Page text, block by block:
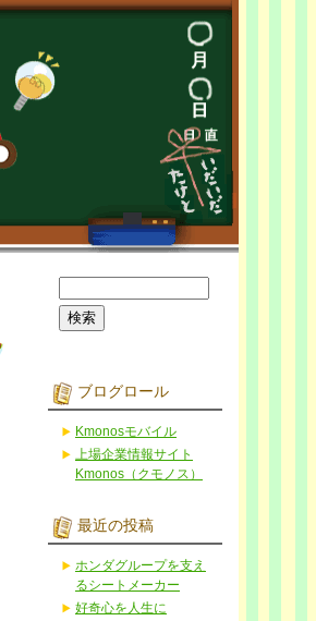
ブログロール
Kmonosモバイル
上場企業情報サイト
Kmonos（クモノス）
最近の投稿
ホンダグループを支え
るシートメーカー
好奇心を人生に